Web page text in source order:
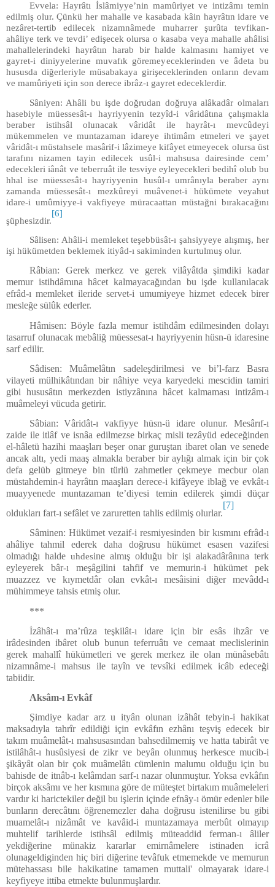
Evvela: Hayrâtı İslâmiyye’nin mamûriyet ve intizâmı temin
edilmiş olur. Çünkü her mahalle ve kasabada kâin hayrâtın idare ve
nezâret-tertib edilecek nizamnâmede muharrer şurûta tevfikan-
ahâliye terk ve tevdi’ edişecek olursa o kasaba veya mahalle ahâlisi
mahallelerindeki hayrâtın harab bir halde kalmasını hamiyet ve
gayret-i diniyyelerine muvafık göremeyeceklerinden ve âdeta bu
hususda diğerleriyle müsabakaya girişeceklerinden onların devam
ve mamûriyeti için son derece ibrâz-ı gayret edeceklerdir.
Sâniyen: Ahâli bu işde doğrudan doğruya alâkadâr olmaları
hasebiyle müessesât-ı hayriyyenin tezyîd-i vâridâtına çalışmakla
beraber istihsâl olunacak vâridât ile hayrât-ı mevcûdeyi
mükemmelen ve muntazaman idareye ihtimâm etmeleri ve şayet
vâridât-ı müstahsele masârif-i lâzimeye kifâyet etmeyecek olursa üst
tarafını nizamen tayin edilecek usûl-i mahsusa dairesinde cem’
edecekleri iânât ve teberruât ile tesviye eyleyecekleri bedihî olub bu
hhal ise müessesât-ı hayriyyenin husûl-ı umrânıyla beraber aynı
zamanda müessesât-ı mezkûreyi muâvenet-i hükümete veyahut
idare-i umûmiyye-i vakfiyeye müracaattan müstağni bırakacağını
şüphesizdir.
[6]
Sâlisen: Ahâli-i memleket teşebbüsât-ı şahsiyyeye alışmış, her
işi hükümetden beklemek itiyâd-ı sakiminden kurtulmuş olur.
Râbian: Gerek merkez ve gerek vilâyâtda şimdiki kadar
memur istihdâmına hâcet kalmayacağından bu işde kullanılacak
efrâd-ı memleket ileride servet-i umumiyeye hizmet edecek birer
mesleğe sülûk ederler.
Hâmisen: Böyle fazla memur istihdâm edilmesinden dolayı
tasarruf olunacak mebâliğ müessesat-ı hayriyyenin hüsn-ü idaresine
sarf edilir.
Sâdisen: Muâmelâtın sadeleşdirilmesi ve bi’l-farz Basra
vilayeti mülhikâtından bir nâhiye veya karyedeki mescidin tamiri
gibi hususâtın merkezden istiyzânına hâcet kalmaması intizâm-ı
muâmeleyi vücuda getirir.
Sâbian: Vâridât-ı vakfiyye hüsn-ü idare olunur. Mesârıf-ı
zaide ile itlâf ve isnâa edilmezse birkaç misli tezâyüd edeceğinden
el-hâletü hazihi maaşları beşer onar guruştan ibaret olan ve senede
ancak altı, yedi maaş almakla beraber bir aylığı almak için bir çok
defa gelüb gitmeye bin türlü zahmetler çekmeye mecbur olan
müstahdemin-i hayrâtın maaşları derece-i kifâyeye iblağ ve evkât-ı
muayyenede muntazaman te’diyesi temin edilerek şimdi düçar
oldukları fart-ı sefâlet ve zaruretten tahlis edilmiş olurlar.
[7]
Sâminen: Hükümet vezaif-i resmiyesinden bir kısmını efrâd-ı
ahâliye tahmil ederek daha doğrusu hükümet esasen vazifesi
olmadığı halde uhdesine almış olduğu bir işi alakadârânına terk
eyleyerek bâr-ı meşâgilini tahfif ve memurin-i hükümet pek
muazzez ve kıymetdâr olan evkât-ı mesâisini diğer mevâdd-ı
mühimmeye tahsis etmiş olur.
***
İzâhât-ı ma’rûza teşkilât-ı idare için bir esâs ihzâr ve
irâdesinden ibâret olub bunun teferruâtı ve cemaat meclislerinin
gerek mahallî hükümetleri ve gerek merkez ile olan münâsebâtı
nizamnâme-i mahsus ile tayîn ve tevsîki edilmek icâb edeceği
tabiidir.
Aksâm-ı Evkâf
Şimdiye kadar arz u ityân olunan izâhât tebyin-i hakikat
maksadıyla tahrîr edildiği için evkâfın ezhânı teşviş edecek bir
takım muâmelât-ı mahsusasından bahsedilmemiş ve hatta tabirât ve
istilâhât-ı husûsiyesi de zikr ve beyân olunmuş herkesce mucib-i
şikâyât olan bir çok muâmelâtı cümlenin malumu olduğu için bu
bahisde de itnâb-ı kelâmdan sarf-ı nazar olunmuştur. Yoksa evkâfın
birçok aksâmı ve her kısmına göre de müteştet birtakım muâmeleleri
vardır ki harictekiler değil bu işlerin içinde efnây-ı ömür edenler bile
bunların derecâtını öğrenemezler daha doğrusu istenilirse bu gibi
muamelât-ı nizâmât ve kavâid-i muntazamaya merbût olmayıp
muhtelif tarihlerde istihsâl edilmiş müteaddid ferman-ı âliler
yekdiğerine münakiz kararlar emirnâmelere istinaden icrâ
olunageldiginden hiç biri diğerine tevâfuk etmemekde ve memurun
mütehassası bile hakikatine tamamen muttali' olmayarak idare-i
keyfiyeye ittiba etmekte bulunmuşlardır.